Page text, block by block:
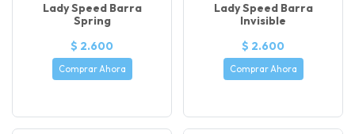
Lady Speed Barra
Spring
$ 2.600
Comprar Ahora
Lady Speed Barra
Invisible
$ 2.600
Comprar Ahora